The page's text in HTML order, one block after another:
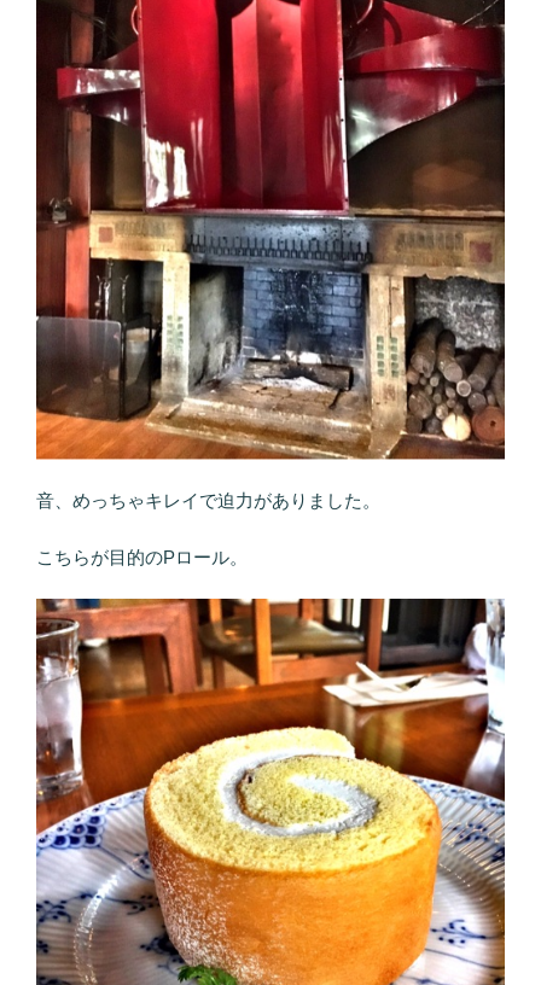
音、めっちゃキレイで迫力がありました。
こちらが目的のPロール。